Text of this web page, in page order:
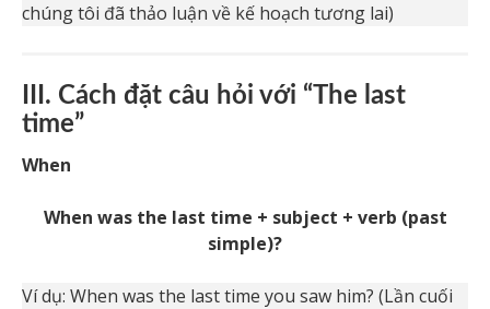
chúng tôi đã thảo luận về kế hoạch tương lai)
III. Cách đặt câu hỏi với “The last
time”
When
When was the last time + subject + verb (past
simple)?
Ví dụ: When was the last time you saw him? (Lần cuối